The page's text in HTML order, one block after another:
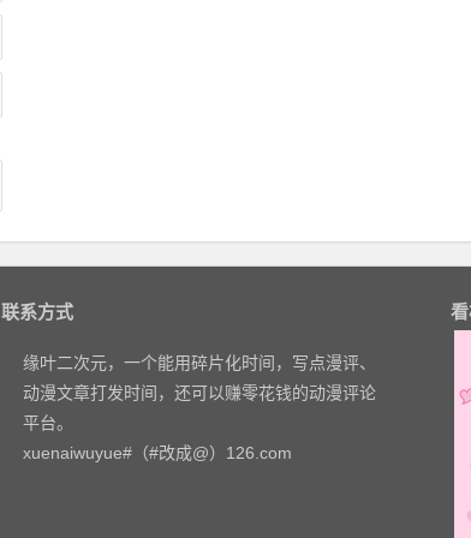
联系方式
缘叶二次元，一个能用碎片化时间，写点漫评、
动漫文章打发时间，还可以赚零花钱的动漫评论
平台。
xuenaiwuyue#（#改成@）126.com